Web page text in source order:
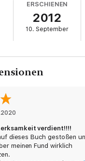
ist der erste Band der
eine optionale Social
ERSCHIENEN
2012
10. September
verdient!!!!
dieses Buch gestoßen
meinen Fund wirklich